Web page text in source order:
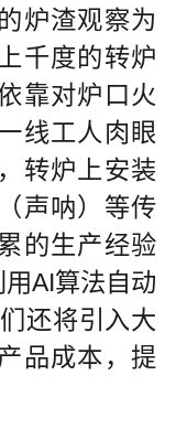
炉渣观察为
千度的转炉
靠对炉口火
线工人肉眼
转炉上安装
声呐）等传
的生产经验
AI算法自动
还将引入大
品成本，提